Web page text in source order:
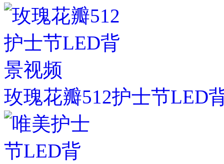
玫瑰花瓣512护士节LED